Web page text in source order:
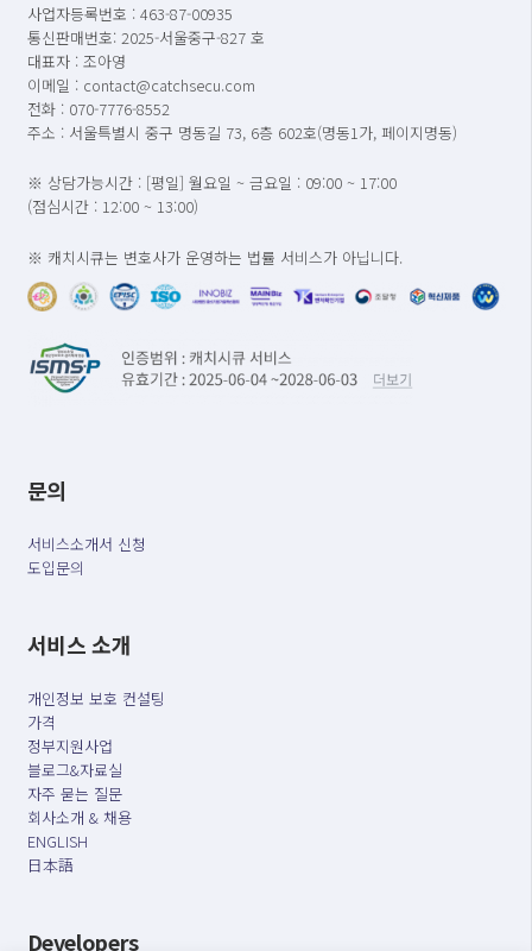
사업자등록번호 : 463-87-00935
통신판매번호: 2025-서울중구-827 호
대표자 : 조아영
이메일 : contact@catchsecu.com
전화 : 070-7776-8552
주소 : 서울특별시 중구 명동길 73, 6층 602호(명동1가, 페이지명동)
※ 상담가능시간 : [평일] 월요일 ~ 금요일 : 09:00 ~ 17:00
(점심시간 : 12:00 ~ 13:00)
※ 캐치시큐는 변호사가 운영하는 법률 서비스가 아닙니다.
문의
서비스소개서 신청
도입문의
서비스 소개
개인정보 보호 컨설팅
가격
정부지원사업
블로그&자료실
자주 묻는 질문
회사소개 & 채용
ENGLISH
日本語
Developers